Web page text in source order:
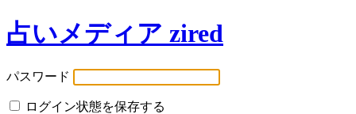
占いメディア zired
パスワード
ログイン状態を保存する